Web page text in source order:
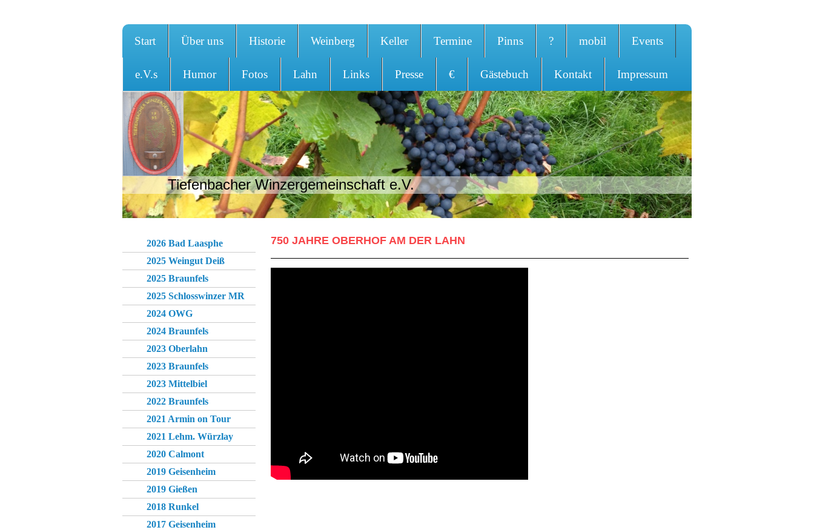
Start Über uns Historie Weinberg Keller Termine Pinns ? mobil Events
e.V.s Humor Fotos Lahn Links Presse € Gästebuch Kontakt Impressum
Tiefenbacher Winzergemeinschaft e.V.
2026 Bad Laasphe
2025 Weingut Deiß
2025 Braunfels
2025 Schlosswinzer MR
2024 OWG
2024 Braunfels
2023 Oberlahn
2023 Braunfels
2023 Mittelbiel
2022 Braunfels
2021 Armin on Tour
2021 Lehm. Würzlay
2020 Calmont
2019 Geisenheim
2019 Gießen
2018 Runkel
2017 Geisenheim
750 JAHRE OBERHOF AM DER LAHN